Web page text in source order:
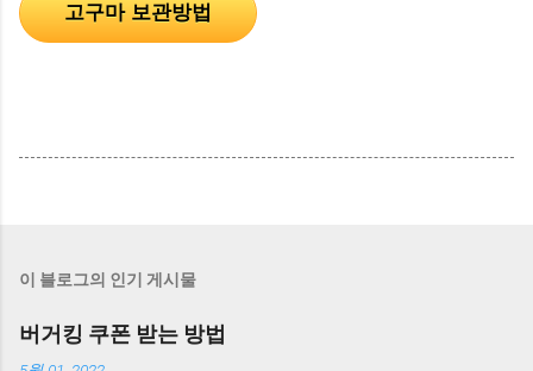
고구마 보관방법
이 블로그의 인기 게시물
버거킹 쿠폰 받는 방법